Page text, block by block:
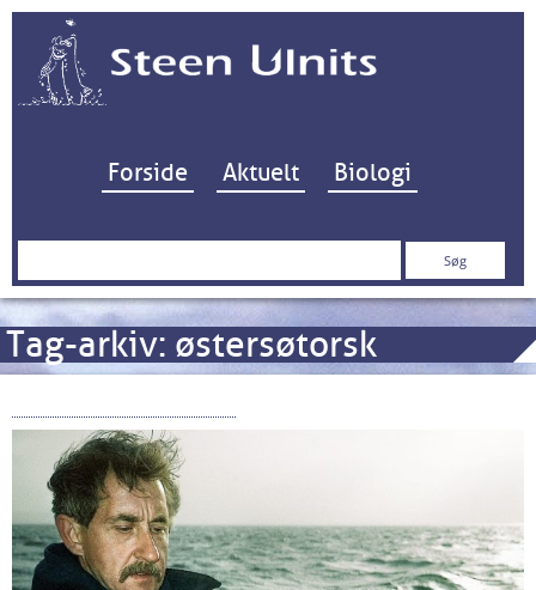
Hop til indhold
Forside Aktuelt Biologi
Søg
Tag-arkiv: østersøtorsk